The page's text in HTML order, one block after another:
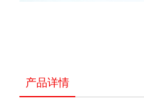
产品详情